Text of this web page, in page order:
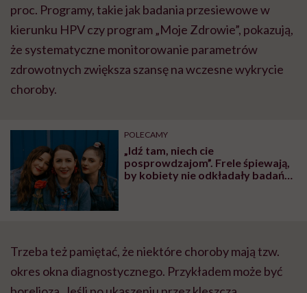
proc. Programy, takie jak badania przesiewowe w
kierunku HPV czy program „Moje Zdrowie”, pokazują,
że systematyczne monitorowanie parametrów
zdrowotnych zwiększa szansę na wczesne wykrycie
choroby.
POLECAMY
„Idź tam, niech cie
posprowdzajom”. Frele śpiewają,
by kobiety nie odkładały badań
Trzeba też pamiętać, że niektóre choroby mają tzw.
okres okna diagnostycznego. Przykładem może być